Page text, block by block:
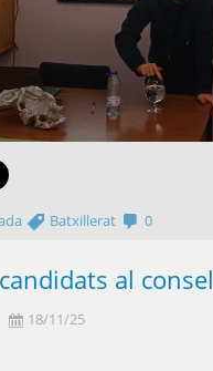
Batxillerat 0
al
18/11/25